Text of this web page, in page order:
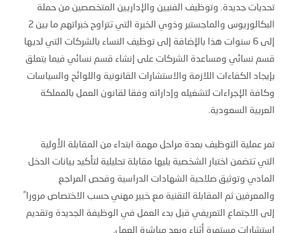
تحديات جديدة. وتوظيف الفنيين والإداريين المتخصصين من حملة
البكالوريوس والماجستير وذوي الخبرة التي تتراوح خبراتهم ما بين 2
إلى 6 سنوات هذا بالإضافة إلى توظيف النساء بالشركات التي لديها
قسم نسائي ومساعدة الشركات على إنشاء قسم نسائي فيما يتعلق
بإيجاد الكفاءات اللازمة والاستشارات القانونية واللوائح والسياسات
وكافة الإجراءات لتشغيله وإداراته وفقا لقانون العمل بالمملكة
العربية السعودية.
تمر عملية التوظيف بعدة مراحل مهمة ابتداء من المقابلة الأولية
التي تتضمن اختبار الشخصية يليها مقابلة تحليلية لتأكيد بيانات الدخل
المادي وتوثيق صلاحية الشهادات الدراسية وفحص المراجع
والمعرفين ثم المقابلة التقنية مع خبير مهني حسب الاختصاص مروراﹰ
إلى الاجتماع التعريفي قبل بدء العمل في الوظيفة الجديدة وتقديم
استشارات مستمرة أثناء وبعد مباشرة العمل.